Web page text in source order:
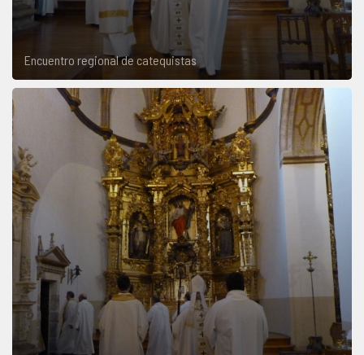
Encuentro regional de catequistas